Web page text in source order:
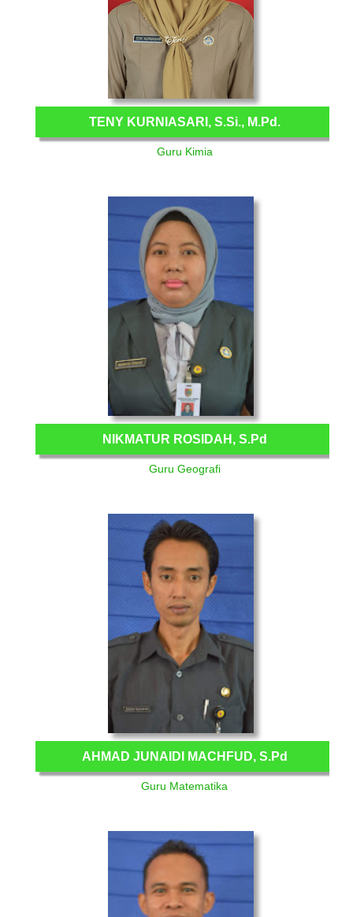
TENY KURNIASARI, S.Si., M.Pd.
Guru Kimia
NIKMATUR ROSIDAH, S.Pd
Guru Geografi
AHMAD JUNAIDI MACHFUD, S.Pd
Guru Matematika